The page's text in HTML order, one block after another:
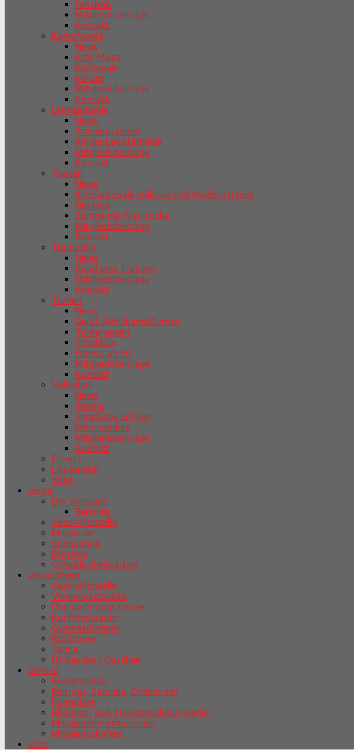
Fanshop
Mitgliedsbeiträge
Kontakt
Kampfsport
News
Krav Maga
Kickboxen
Karate
Mitgliedsbeiträge
Kontakt
Leichtathletik
News
Trainingszeiten
Kinder-Leichtathletik
Mitgliedsbeiträge
Kontakt
Tanzen
News
Internationale Folklore und Modern Dance
Hip-Hop
Zumba mit Frau Lücke
Mitgliedsbeiträge
Kontakt
Trampolin
News
Rund ums Training
Mitgliedsbeiträge
Kontakt
Turnen
News
Gerät-/Wettkampfturnen
Turngruppen
SchulAGs
Fitness ab 50
Mitgliedsbeiträge
Kontakt
Volleyball
News
Teams
Sportliche Erfolge
Merchandise
Mitgliedsbeiträge
Kontakt
Fitness
Life Kinetik
Yoga
Verein
Der Vorstand
Berichte
Geschäftsstelle
Mitglieder
Sponsoring
Fanshop
Öffentlichkeitsarbeit
Vereinsheim
Geschäftsstelle
Vereinsgaststätte
Übernachtungszimmer
Konferenzraum
Gymnastikraum
Kraftraum
Sauna
Umkleiden / Duschen
Service
Kinderschutz
Beiträge, Satzung, Ordnungen
Formulare
Bildungs- und Teilhabepaket in Berlin
Mitgliederinformationen
Mitgliedschaften
Jobs